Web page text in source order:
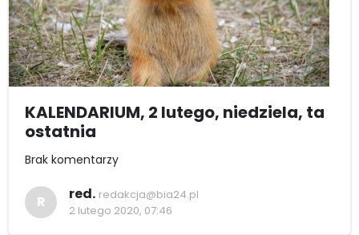
KALENDARIUM, 2 lutego, niedziela, ta
ostatnia
Brak komentarzy
R red. redakcja@bia24.pl
2 lutego 2020, 07:46